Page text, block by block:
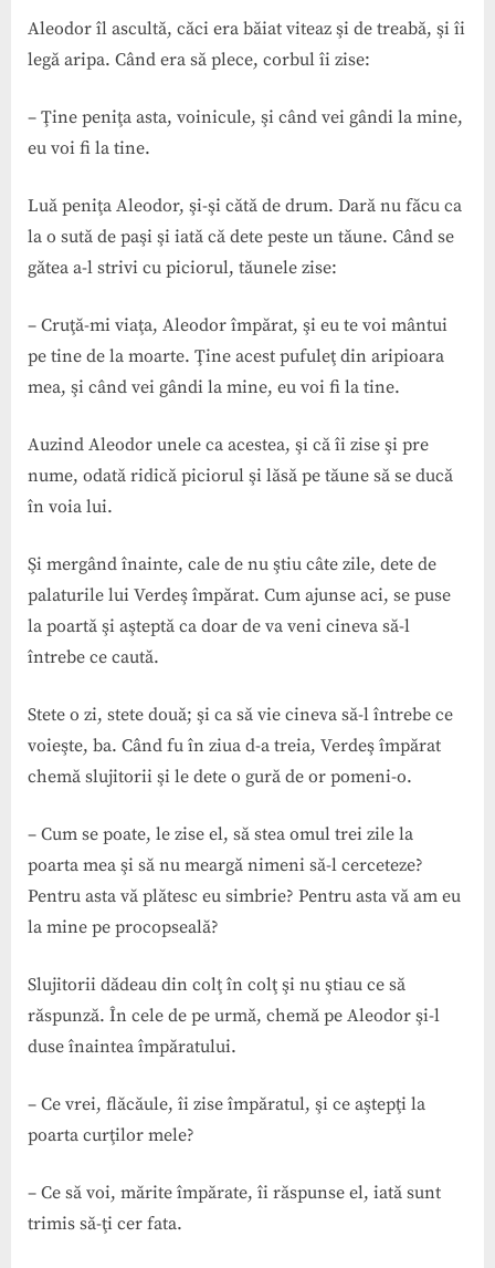
Aleodor îl ascultă, căci era băiat viteaz şi de treabă, şi îi
legă aripa. Când era să plece, corbul îi zise:
– Ţine peniţa asta, voinicule, şi când vei gândi la mine,
eu voi fi la tine.
Luă peniţa Aleodor, şi-şi cătă de drum. Dară nu făcu ca
la o sută de paşi şi iată că dete peste un tăune. Când se
gătea a-l strivi cu piciorul, tăunele zise:
– Cruţă-mi viaţa, Aleodor împărat, şi eu te voi mântui
pe tine de la moarte. Ţine acest pufuleţ din aripioara
mea, şi când vei gândi la mine, eu voi fi la tine.
Auzind Aleodor unele ca acestea, şi că îi zise şi pre
nume, odată ridică piciorul şi lăsă pe tăune să se ducă
în voia lui.
Şi mergând înainte, cale de nu ştiu câte zile, dete de
palaturile lui Verdeş împărat. Cum ajunse aci, se puse
la poartă şi aşteptă ca doar de va veni cineva să-l
întrebe ce caută.
Stete o zi, stete două; şi ca să vie cineva să-l întrebe ce
voieşte, ba. Când fu în ziua d-a treia, Verdeş împărat
chemă slujitorii şi le dete o gură de or pomeni-o.
– Cum se poate, le zise el, să stea omul trei zile la
poarta mea şi să nu meargă nimeni să-l cerceteze?
Pentru asta vă plătesc eu simbrie? Pentru asta vă am eu
la mine pe procopseală?
Slujitorii dădeau din colţ în colţ şi nu ştiau ce să
răspunză. În cele de pe urmă, chemă pe Aleodor şi-l
duse înaintea împăratului.
– Ce vrei, flăcăule, îi zise împăratul, şi ce aştepţi la
poarta curţilor mele?
– Ce să voi, mărite împărate, îi răspunse el, iată sunt
trimis să-ţi cer fata.